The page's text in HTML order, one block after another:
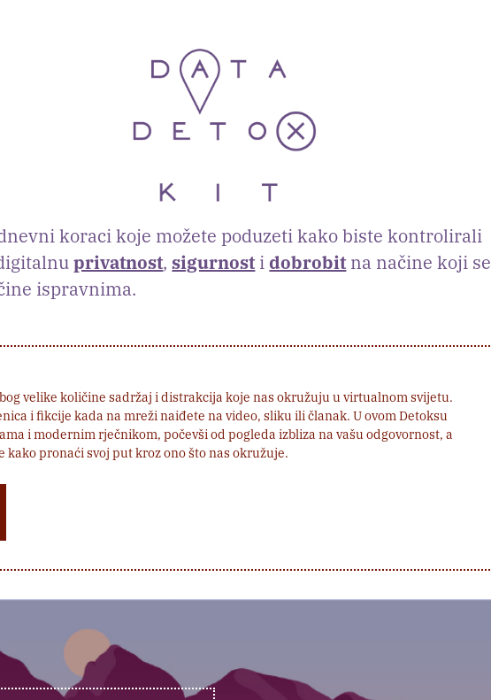
koraci koje možete poduzeti kako biste kontrolirali
privatnost,sigurnostidobrobitna načine koji se
ispravnima.
velike količine sadržaj i distrakcija koje nas okružuju u virtualnom svijetu.
i fikcije kada na mreži naiđete na video, sliku ili članak. U ovom Detoksu
i modernim rječnikom, počevši od pogleda izbliza na vašu odgovornost, a
pronaći svoj put kroz ono što nas okružuje.